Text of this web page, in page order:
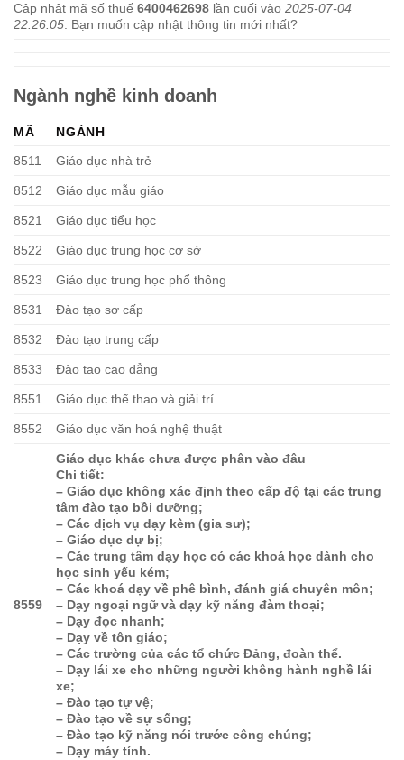
Cập nhật mã số thuế 6400462698 lần cuối vào 2025-07-04
22:26:05 . Bạn muốn cập nhật thông tin mới nhất?
Ngành nghề kinh doanh
MÃ
NGÀNH
8511
Giáo dục nhà trẻ
8512 Giáo dục mẫu giáo
8521 Giáo dục tiểu học
8522 Giáo dục trung học cơ sở
8523 Giáo dục trung học phổ thông
8531 Đào tạo sơ cấp
8532 Đào tạo trung cấp
8533 Đào tạo cao đẳng
8551 Giáo dục thể thao và giải trí
8552 Giáo dục văn hoá nghệ thuật
8559
Giáo dục khác chưa được phân vào đâu
Chi tiết:
– Giáo dục không xác định theo cấp độ tại các trung
tâm đào tạo bồi dưỡng;
– Các dịch vụ dạy kèm (gia sư);
– Giáo dục dự bị;
– Các trung tâm dạy học có các khoá học dành cho
học sinh yếu kém;
– Các khoá dạy về phê bình, đánh giá chuyên môn;
– Dạy ngoại ngữ và dạy kỹ năng đàm thoại;
– Dạy đọc nhanh;
– Dạy về tôn giáo;
– Các trường của các tổ chức Đảng, đoàn thể.
– Dạy lái xe cho những người không hành nghề lái
xe;
– Đào tạo tự vệ;
– Đào tạo về sự sống;
– Đào tạo kỹ năng nói trước công chúng;
– Dạy máy tính.